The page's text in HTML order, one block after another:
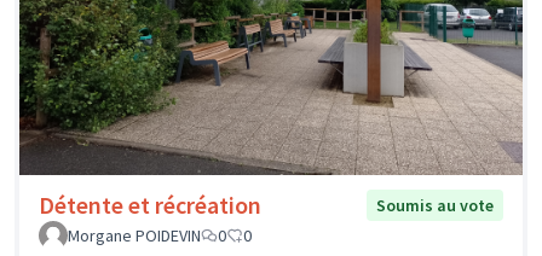
Détente et récréation
Soumis au vote
Morgane POIDEVIN
0 0